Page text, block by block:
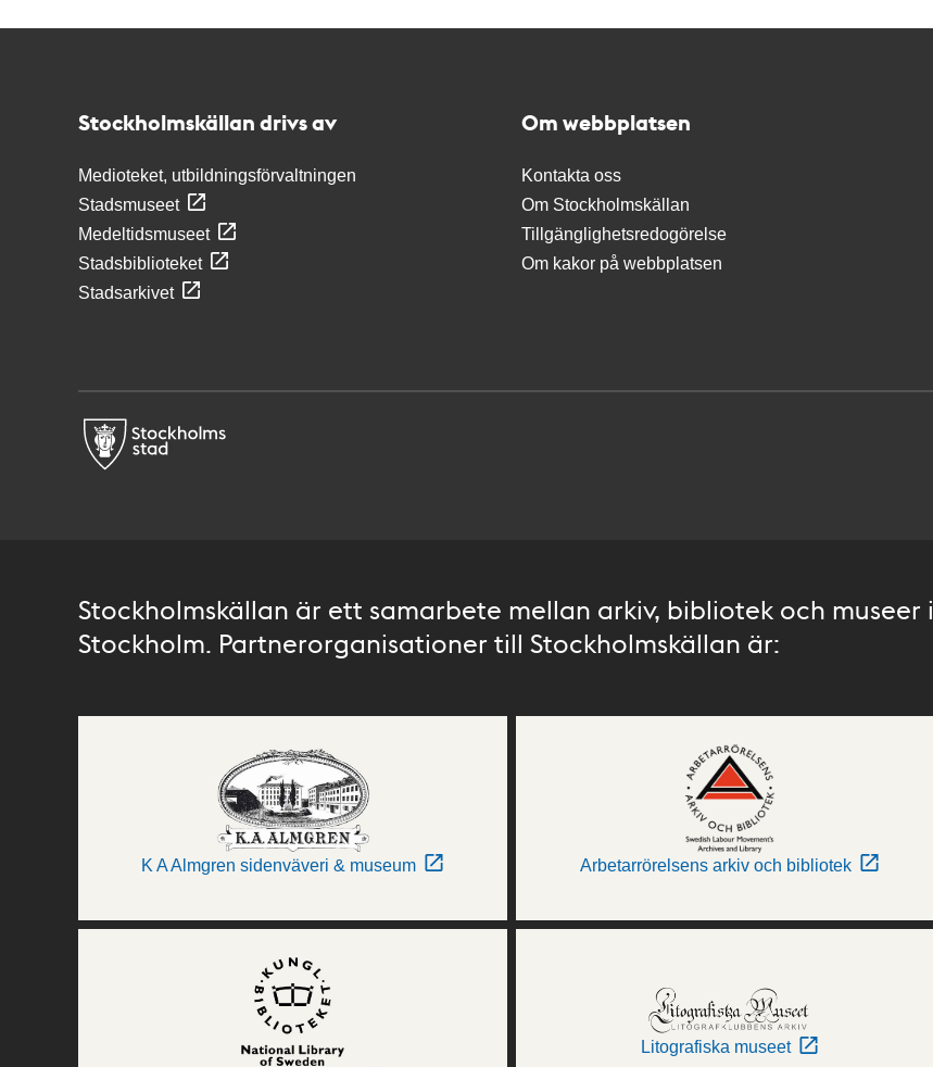
Stockholmskällan drivs av
Medioteket, utbildningsförvaltningen
Stadsmuseet
Medeltidsmuseet
Stadsbiblioteket
Stadsarkivet
Om webbplatsen
Kontakta oss
Om Stockholmskällan
Tillgänglighetsredogörelse
Om kakor på webbplatsen
Stockholmskällan är ett samarbete mellan arkiv, bibliotek och museer i
Stockholm. Partnerorganisationer till Stockholmskällan är:
K A Almgren sidenväveri & museum Arbetarrörelsens arkiv och bibliotek
Litografiska museet